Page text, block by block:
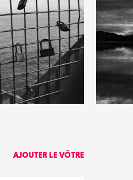
1
AJOUTER LE VÔTRE